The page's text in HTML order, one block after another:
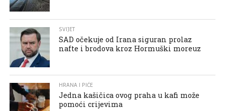
SVIJET
SAD očekuje od Irana siguran prolaz
nafte i brodova kroz Hormuški moreuz
HRANA I PIĆE
Jedna kašičica ovog praha u kafi može
pomoći crijevima